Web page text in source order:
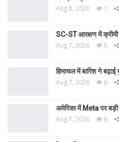
Aug 8, 2026 7
SC-ST आरक्षण में
Aug 7, 2026 8
हिमाचल में बारिश ने
Aug 7, 2026 6
अमेरिका में Meta पर बड़ी
Aug 7, 2026 6